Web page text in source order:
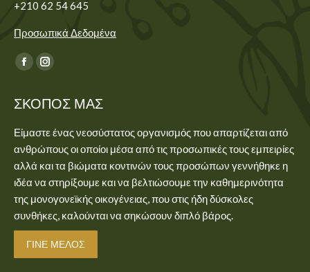
+210 62 54 645
Προσωπικά Δεδομένα
Find us on:
Facebook
opens
new
window
Instagram
opens
window
ΣΚΟΠΌΣ ΜΑΣ
Είμαστε ένας νεοσύστατος οργανισμός που απαρτίζεται από
ανθρώπους οι οποίοι μέσα από τις προσωπικές τους εμπειρίες
αλλά και τα βιώματα κοντινών τους προσώπων γεννήθηκε η
ιδέα να στηρίξουμε και να βελτιώσουμε την καθημερινότητα
της μονογονεϊκής οικογένειας, που στις ήδη δύσκολες
συνθήκες, καλούνται να σηκώσουν διπλό βάρος.
ΓΊΝΕ ΜΈΛΟΣ